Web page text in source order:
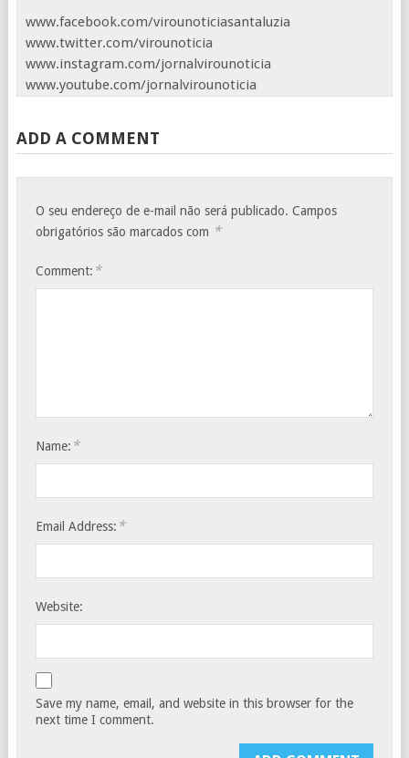
www.facebook.com/virounoticiasantaluzia
www.twitter.com/virounoticia
www.instagram.com/jornalvirounoticia
www.youtube.com/jornalvirounoticia
ADD A COMMENT
O seu endereço de e-mail não será publicado. Campos
obrigatórios são marcados com *
Comment: *
Name: *
Email Address: *
Website:
Save my name, email, and website in this browser for the
next time I comment.